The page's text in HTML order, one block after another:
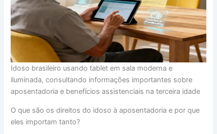
Idoso brasileiro usando tablet em sala moderna e
iluminada, consultando informações importantes sobre
aposentadoria e benefícios assistenciais na terceira idade
O que são os direitos do idoso à aposentadoria e por que
eles importam tanto?